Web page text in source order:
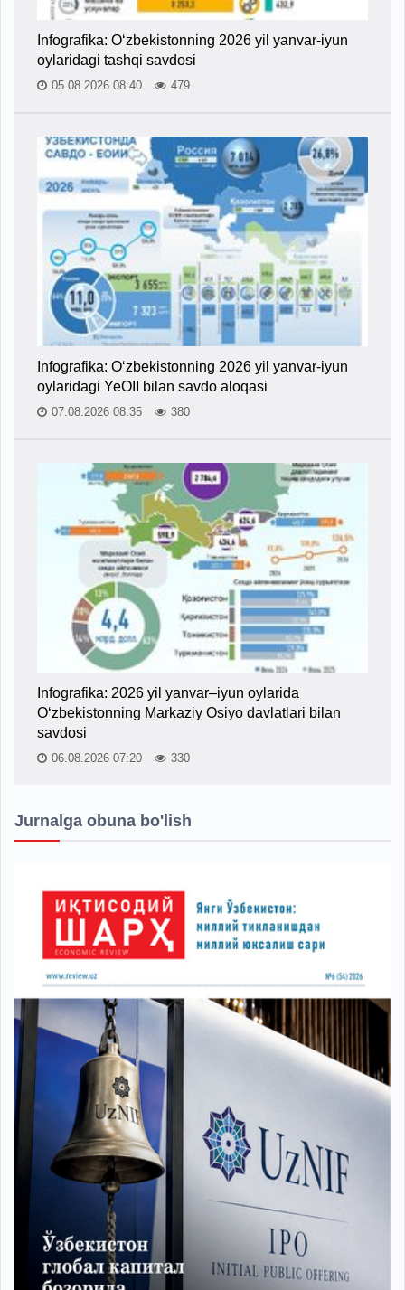
Infografika: O‘zbekistonning 2026 yil yanvar-iyun
oylaridagi tashqi savdosi
05.08.2026 08:40 479
Infografika: O‘zbekistonning 2026 yil yanvar-iyun
oylaridagi YeOII bilan savdo aloqasi
07.08.2026 08:35 380
Infografika: 2026 yil yanvar–iyun oylarida
O‘zbekistonning Markaziy Osiyo davlatlari bilan
savdosi
06.08.2026 07:20 330
Jurnalga obuna bo'lish